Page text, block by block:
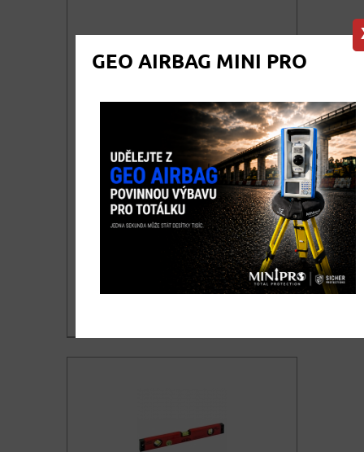
GEO AIRBAG MINI PRO
Vodováha zednická PROFI
SPIRIT 2000mm
Vodováha 200cm dlouhá z hliníkového
profilu s vysokou odolností proti
625,10
KOUPIT